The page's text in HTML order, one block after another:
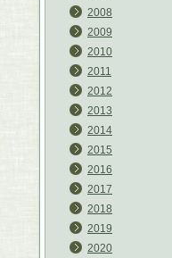
2008
2009
2010
2011
2012
2013
2014
2015
2016
2017
2018
2019
2020